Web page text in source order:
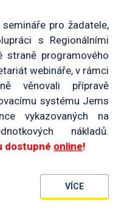
pro žadatele,
s Regionálními
straně programového
webináře, v rámci
věnovali přípravě
systému Jems
vykazovaných na
nákladů.
dostupné online!
VÍCE